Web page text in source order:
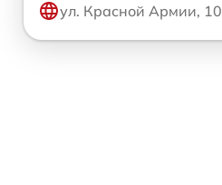
ул. Красной Армии, 10